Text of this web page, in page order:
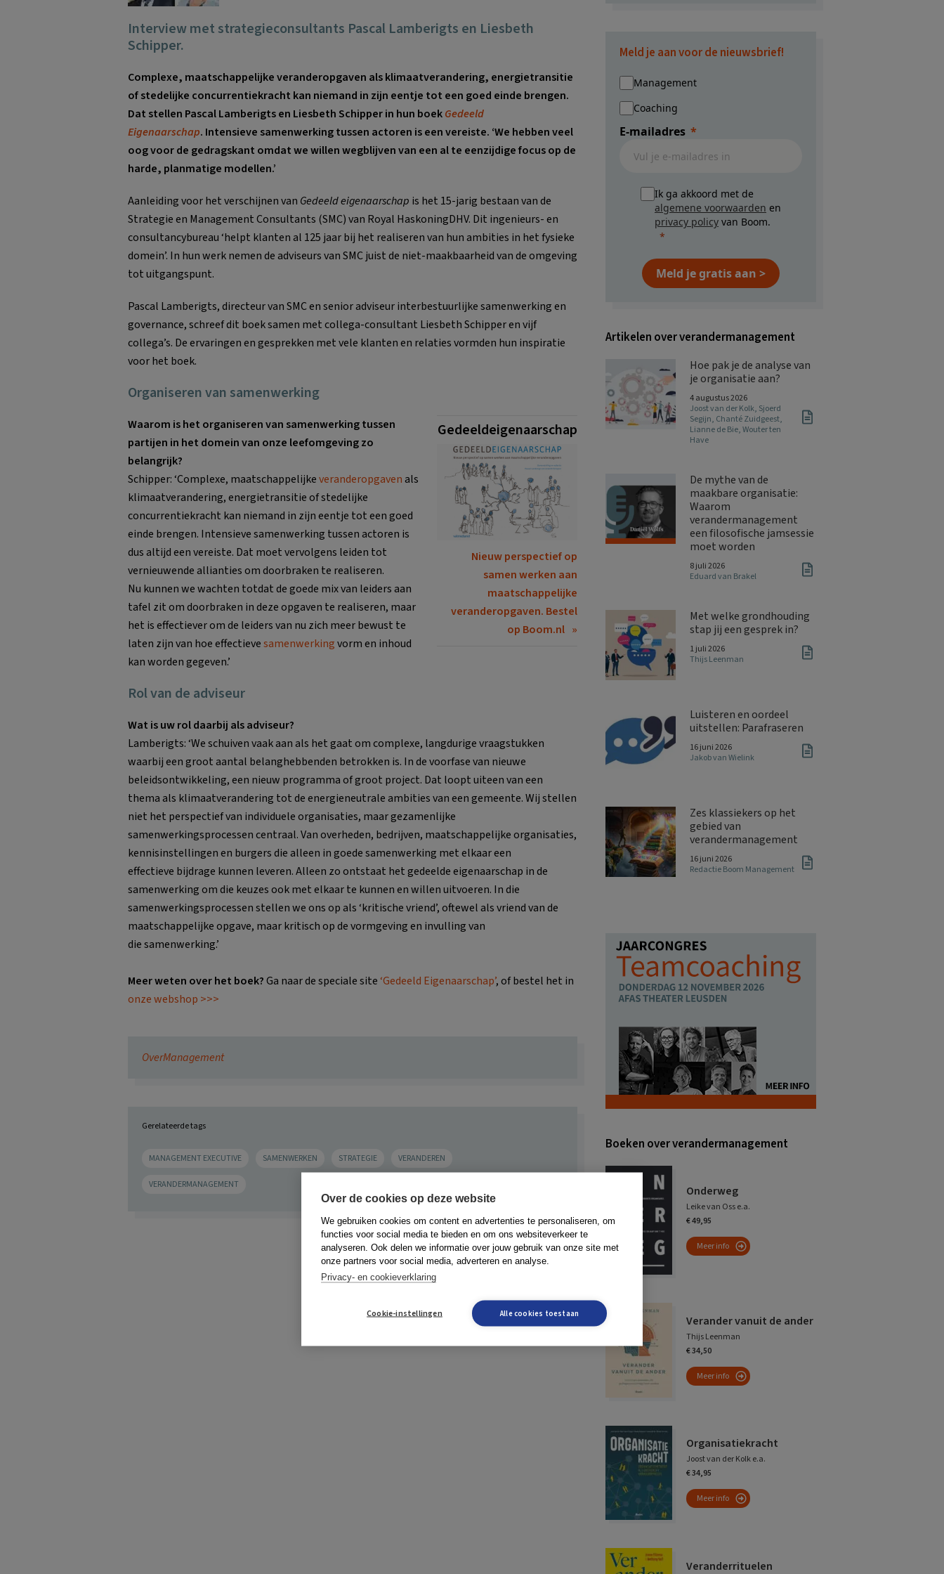
Interview met strategieconsultants Pascal Lamberigts en Liesbeth
Schipper.
Complexe, maatschappelijke veranderopgaven als klimaatverandering, energietransitie
of stedelijke concurrentiekracht kan niemand in zijn eentje tot een goed einde brengen.
Dat stellen Pascal Lamberigts en Liesbeth Schipper in hun boekGedeeld
Eigenaarschap. Intensieve samenwerking tussen actoren is een vereiste. ‘We hebben veel
oog voor de gedragskant omdat we willen wegblijven van een al te eenzijdige focus op de
harde, planmatige modellen.’
Aanleiding voor het verschijnen van Gedeeld eigenaarschap is het 15-jarig bestaan van de
Strategie en Management Consultants (SMC) van Royal HaskoningDHV. Dit ingenieurs- en
consultancybureau ‘helpt klanten al 125 jaar bij het realiseren van hun ambities in het fysieke
domein’. In hun werk nemen de adviseurs van SMC juist de niet-maakbaarheid van de omgeving
tot uitgangspunt.
Pascal Lamberigts, directeur van SMC en senior adviseur interbestuurlijke samenwerking en
governance, schreef dit boek samen met collega-consultant Liesbeth Schipper en vijf
collega’s. De ervaringen en gesprekken met vele klanten en relaties vormden hun inspiratie
voor het boek.
Organiseren van samenwerking
Gedeeldeigenaarschap
Nieuw perspectief op
samen werken aan
maatschappelijke
veranderopgaven. Bestel
op Boom.nl
Waarom is het organiseren van samenwerking tussen
partijen in het domein van onze leefomgeving zo
belangrijk?
Schipper: ‘Complexe, maatschappelijkeveranderopgavenals
klimaatverandering, energietransitie of stedelijke
concurrentiekracht kan niemand in zijn eentje tot een goed
einde brengen. Intensieve samenwerking tussen actoren is
dus altijd een vereiste. Dat moet vervolgens leiden tot
vernieuwende allianties om doorbraken te realiseren.
Nu kunnen we wachten totdat de goede mix van leiders aan
tafel zit om doorbraken in deze opgaven te realiseren, maar
het is effectiever om de leiders van nu zich meer bewust te
laten zijn van hoe effectievesamenwerkingvorm en inhoud
kan worden gegeven.’
Rol van de adviseur
Wat is uw rol daarbij als adviseur?
Lamberigts: ‘We schuiven vaak aan als het gaat om complexe, langdurige vraagstukken
waarbij een groot aantal belanghebbenden betrokken is. In de voorfase van nieuwe
beleidsontwikkeling, een nieuw programma of groot project. Dat loopt uiteen van een
thema als klimaatverandering tot de energieneutrale ambities van een gemeente. Wij stellen
niet het perspectief van individuele organisaties, maar gezamenlijke
samenwerkingsprocessen centraal. Van overheden, bedrijven, maatschappelijke organisaties,
kennisinstellingen en burgers die alleen in goede samenwerking met elkaar een
effectieve bijdrage kunnen leveren. Alleen zo ontstaat het gedeelde eigenaarschap in de
samenwerking om die keuzes ook met elkaar te kunnen en willen uitvoeren. In die
samenwerkingsprocessen stellen we ons op als ‘kritische vriend’, oftewel als vriend van de
maatschappelijke opgave, maar kritisch op de vormgeving en invulling van
die samenwerking.’
Meer weten over het boek?Ga naar de speciale site ‘Gedeeld Eigenaarschap’, of bestel het in
onze webshop >>>
OverManagement
Gerelateerde tags
MANAGEMENT EXECUTIVE SAMENWERKEN STRATEGIE VERANDEREN
VERANDERMANAGEMENT
Meld je aan voor de nieuwsbrief!
Management
Coaching
E-mailadres
Ik ga akkoord met de
algemene voorwaarden en
privacy policy van Boom.
Meld je gratis aan >
Artikelen over verandermanagement
Hoe pak je de analyse van
je organisatie aan?
4 augustus 2026
Joost van der Kolk, Sjoerd
Segijn, Chanté Zuidgeest,
Lianne de Bie,Wouter ten
Have
De mythe van de
maakbare organisatie:
Waarom
verandermanagement
een filosofische jamsessie
moet worden
8 juli 2026
Eduard van Brakel
Met welke grondhouding
stap jij een gesprek in?
1 juli 2026
Thijs Leenman
Luisteren en oordeel
uitstellen: Parafraseren
16 juni 2026
Jakob van Wielink
Zes klassiekers op het
gebied van
verandermanagement
16 juni 2026
Redactie Boom Management
Boeken over verandermanagement
Onderweg
Leike van Oss e.a.
€ 49,95
Meer info
Verander vanuit de ander
Thijs Leenman
€ 34,50
Meer info
Organisatiekracht
Joost van der Kolk e.a.
€ 34,95
Meer info
Veranderrituelen
Over de cookies op deze website
We gebruiken cookies om content en advertenties te personaliseren, om
functies voor social media te bieden en om ons websiteverkeer te
analyseren. Ook delen we informatie over jouw gebruik van onze site met
onze partners voor social media, adverteren en analyse.
Privacy- en cookieverklaring
Cookie-instellingen Alle cookies toestaan